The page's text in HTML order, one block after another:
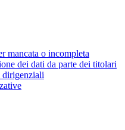
mancata o incompleta
dei dati da parte dei titolari